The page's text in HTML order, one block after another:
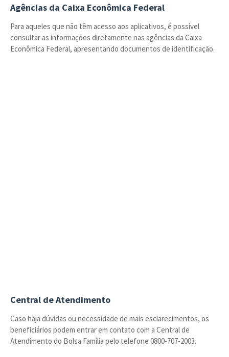
Agências da Caixa Econômica Federal
Para aqueles que não têm acesso aos aplicativos, é possível
consultar as informações diretamente nas agências da Caixa
Econômica Federal, apresentando documentos de identificação.
Central de Atendimento
Caso haja dúvidas ou necessidade de mais esclarecimentos, os
beneficiários podem entrar em contato com a Central de
Atendimento do Bolsa Família pelo telefone 0800-707-2003.